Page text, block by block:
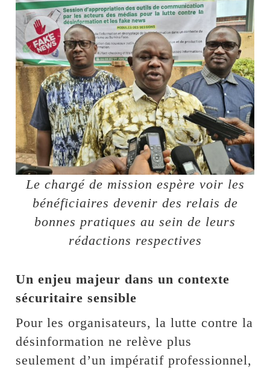
Le chargé de mission espère voir les
bénéficiaires devenir des relais de
bonnes pratiques au sein de leurs
rédactions respectives
Un enjeu majeur dans un contexte
sécuritaire sensible
Pour les organisateurs, la lutte contre la
désinformation ne relève plus
seulement d’un impératif professionnel,